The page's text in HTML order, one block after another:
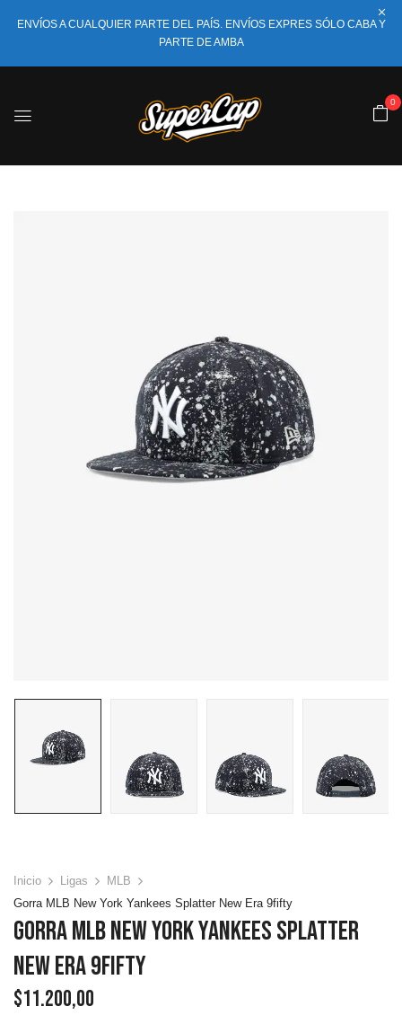
ENVÍOS A CUALQUIER PARTE DEL PAÍS. ENVÍOS EXPRES SÓLO CABA Y
PARTE DE AMBA
0
Inicio Ligas
MLB
Gorra MLB New York Yankees Splatter New Era 9fifty
Gorra MLB New York Yankees Splatter
New Era 9fifty
$11.200,00